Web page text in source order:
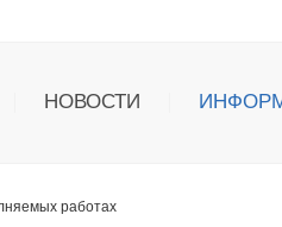
НОВОСТИ
работах